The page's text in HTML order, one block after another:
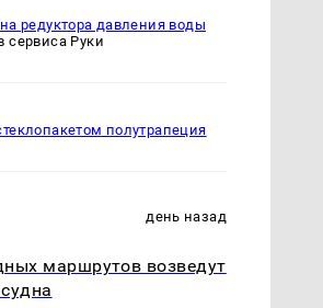
редуктора давления воды
сервиса Руки
полутрапеция
день назад
маршрутов возведут